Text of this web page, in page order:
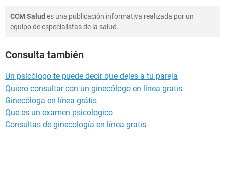
CCM Salud es una publicación informativa realizada por un
equipo de especialistas de la salud.
Consulta también
Un psicólogo te puede decir que dejes a tu pareja
Quiero consultar con un ginecólogo en línea gratis
Ginecóloga en línea grátis
Que es un examen psicologico
Consultas de ginecología en línea gratis